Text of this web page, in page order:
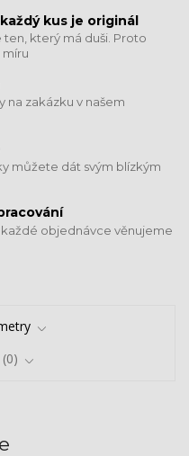
kus je originál
který má duši. Proto
na zakázku v našem
můžete dát svým blízkým
objednávce věnujeme
0